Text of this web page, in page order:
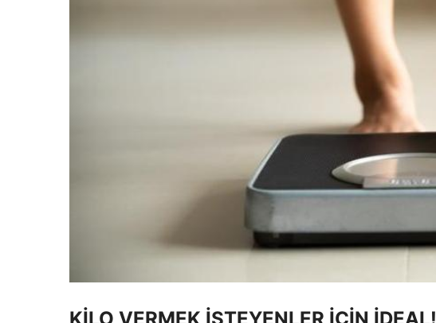
KİLO VERMEK İSTEYENLER İÇİN İDEAL!